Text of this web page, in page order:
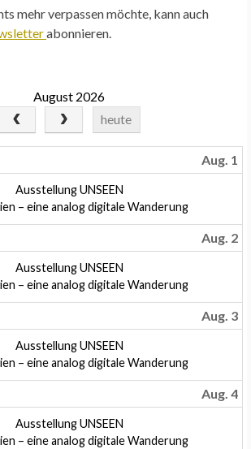
mehr verpassen möchte, kann auch
abonnieren.
August 2026
heute
Aug. 1
Samstag,
August
Ausstellung UNSEEN
– eine analog digitale Wanderung
Aug. 2
Sonntag,
August
Ausstellung UNSEEN
– eine analog digitale Wanderung
Aug. 3
Montag,
August
Ausstellung UNSEEN
– eine analog digitale Wanderung
Aug. 4
Dienstag,
August
Ausstellung UNSEEN
– eine analog digitale Wanderung